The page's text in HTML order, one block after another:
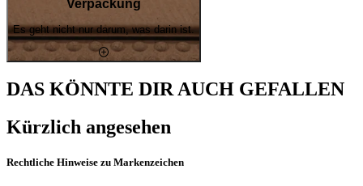
Verpackung
Es geht nicht nur darum, was darin ist.
DAS KÖNNTE DIR AUCH GEFALLEN
Kürzlich angesehen
Rechtliche Hinweise zu Markenzeichen